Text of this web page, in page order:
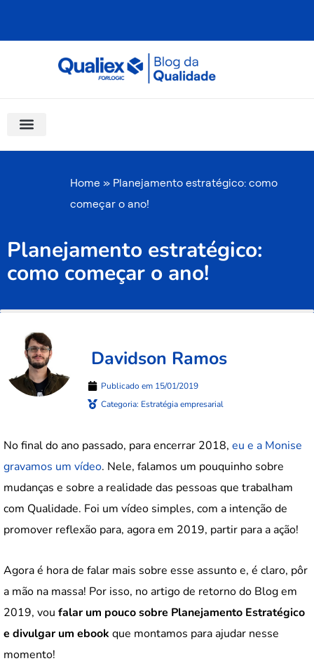
Home » Planejamento estratégico: como
começar o ano!
Planejamento estratégico:
como começar o ano!
Davidson Ramos
Publicado em 15/01/2019
Categoria: Estratégia empresarial
No final do ano passado, para encerrar 2018, eu e a Monise
gravamos um vídeo. Nele, falamos um pouquinho sobre
mudanças e sobre a realidade das pessoas que trabalham
com Qualidade. Foi um vídeo simples, com a intenção de
promover reflexão para, agora em 2019, partir para a ação!
Agora é hora de falar mais sobre esse assunto e, é claro, pôr
a mão na massa! Por isso, no artigo de retorno do Blog em
2019, vou falar um pouco sobre Planejamento Estratégico
e divulgar um ebook que montamos para ajudar nesse
momento!